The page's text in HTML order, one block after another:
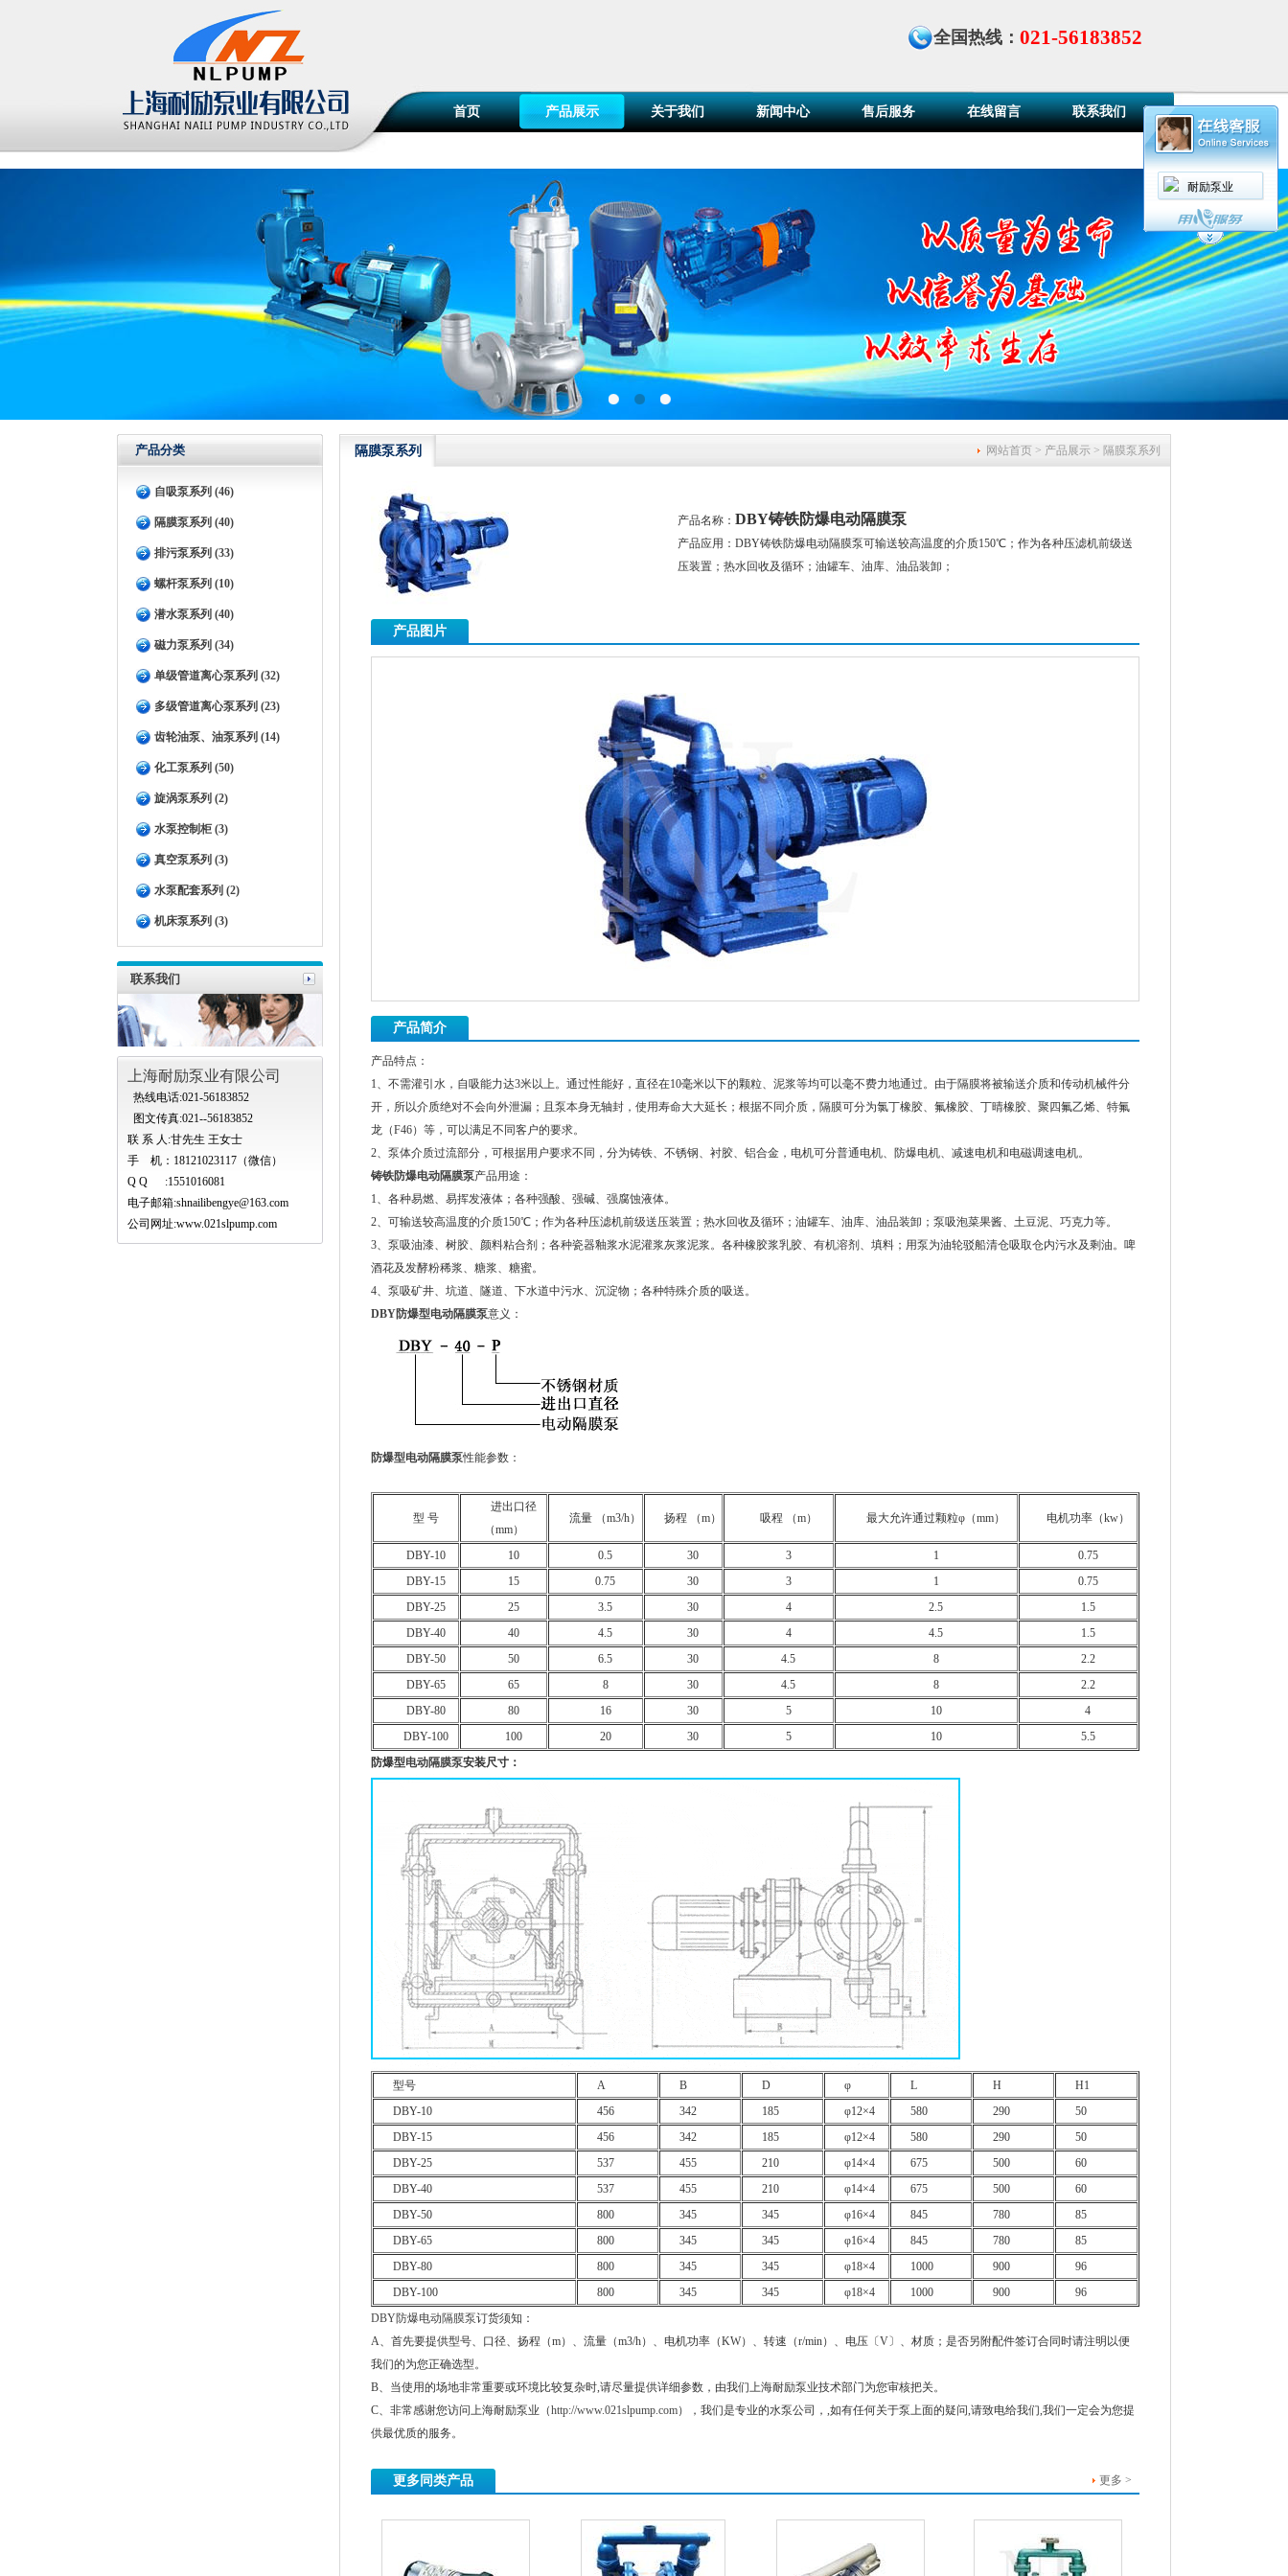
耐励泵业
全国热线： 021-56183852
首页 产品展示 关于我们 新闻中心 售后服务 在线留言 联系我们
百叶窗图片载入中
产品分类
自吸泵系列 (46)
隔膜泵系列 (40)
排污泵系列 (33)
螺杆泵系列 (10)
潜水泵系列 (40)
磁力泵系列 (34)
单级管道离心泵系列 (32)
多级管道离心泵系列 (23)
齿轮油泵、油泵系列 (14)
化工泵系列 (50)
旋涡泵系列 (2)
水泵控制柜 (3)
真空泵系列 (3)
水泵配套系列 (2)
机床泵系列 (3)
联系我们
上海耐励泵业有限公司
热线电话:021-56183852
图文传真:021--56183852
联 系 人:甘先生 王女士
手 机：18121023117（微信）
Q Q :1551016081
电子邮箱:shnailibengye@163.com
公司网址:www.021slpump.com
网站首页 > 产品展示 > 隔膜泵系列
隔膜泵系列
产品名称： DBY铸铁防爆电动隔膜泵
产品应用：DBY铸铁防爆电动隔膜泵可输送较高温度的介质150℃；作为各种压滤机前级送
压装置；热水回收及循环；油罐车、油库、油品装卸；
产品图片
产品简介
产品特点：
1、不需灌引水，自吸能力达3米以上。通过性能好，直径在10毫米以下的颗粒、泥浆等均可以毫不费力地通过。由于隔膜将被输送介质和传动机械件分
开，所以介质绝对不会向外泄漏；且泵本身无轴封，使用寿命大大延长；根据不同介质，隔膜可分为氯丁橡胶、氟橡胶、丁晴橡胶、聚四氟乙烯、特氟
龙（F46）等，可以满足不同客户的要求。
2、泵体介质过流部分，可根据用户要求不同，分为铸铁、不锈钢、衬胶、铝合金，电机可分普通电机、防爆电机、减速电机和电磁调速电机。
铸铁防爆电动隔膜泵产品用途：
1、各种易燃、易挥发液体；各种强酸、强碱、强腐蚀液体。
2、可输送较高温度的介质150℃；作为各种压滤机前级送压装置；热水回收及循环；油罐车、油库、油品装卸；泵吸泡菜果酱、土豆泥、巧克力等。
3、泵吸油漆、树胶、颜料粘合剂；各种瓷器釉浆水泥灌浆灰浆泥浆。各种橡胶浆乳胶、有机溶剂、填料；用泵为油轮驳船清仓吸取仓内污水及剩油。啤
酒花及发酵粉稀浆、糖浆、糖蜜。
4、泵吸矿井、坑道、隧道、下水道中污水、沉淀物；各种特殊介质的吸送。
DBY防爆型电动隔膜泵意义：
防爆型电动隔膜泵性能参数：
型 号
进出口径
（mm）
流量 （m3/h） 扬程 （m） 吸程 （m） 最大允许通过颗粒φ（mm） 电机功率（kw）
DBY-10 10 0.5 30 3 1
0.75
DBY-15
15 0.75 30 3 1
0.75
DBY-25
25 3.5 30 4 2.5
1.5
DBY-40
40 4.5 30 4 4.5
1.5
DBY-50
50 6.5 30 4.5 8
2.2
DBY-65
65 8 30 4.5 8
2.2
DBY-80
80 16 30 5 10
4
DBY-100
100 20 30 5 10
5.5
防爆型电动隔膜泵安装尺寸：
型号 A B D φ L H
H1
DBY-10
456 342 185 φ12×4 580 290
50
DBY-15
456 342 185 φ12×4 580 290
50
DBY-25
537 455 210 φ14×4 675 500
60
DBY-40
537 455 210 φ14×4 675 500
60
DBY-50
800 345 345 φ16×4 845 780
85
DBY-65
800 345 345 φ16×4 845 780
85
DBY-80
800 345 345 φ18×4 1000 900
96
DBY-100
800 345 345 φ18×4 1000 900
96
DBY防爆电动隔膜泵订货须知：
A、首先要提供型号、口径、扬程（m）、流量（m3/h）、电机功率（KW）、转速（r/min）、电压〔V〕、材质；是否另附配件签订合同时请注明以便
我们的为您正确选型。
B、当使用的场地非常重要或环境比较复杂时,请尽量提供详细参数，由我们上海耐励泵业技术部门为您审核把关。
C、非常感谢您访问上海耐励泵业（http://www.021slpump.com），我们是专业的水泵公司，,如有任何关于泵上面的疑问,请致电给我们,我们一定会为您提
供最优质的服务。
更多 >
更多同类产品